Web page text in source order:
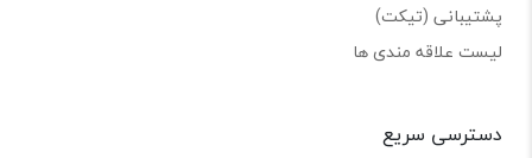
پشتیبانی (تیکت)
لیست علاقه مندی ها
دسترسی سریع